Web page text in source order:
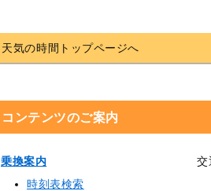
天気の時間トップページへ
コンテンツのご案内
乗換案内
時刻表検索
交